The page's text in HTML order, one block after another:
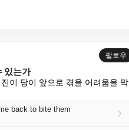
팔로우
있는가
이 당이 앞으로 겪을 어려움을 막
back to bite them